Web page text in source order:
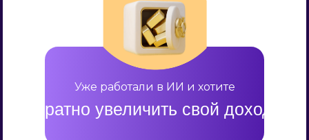
Уже работали в ИИ и хотите
кратно увеличить свой доход